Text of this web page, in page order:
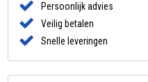
Persoonlijk advies
Veilig betalen
Snelle leveringen